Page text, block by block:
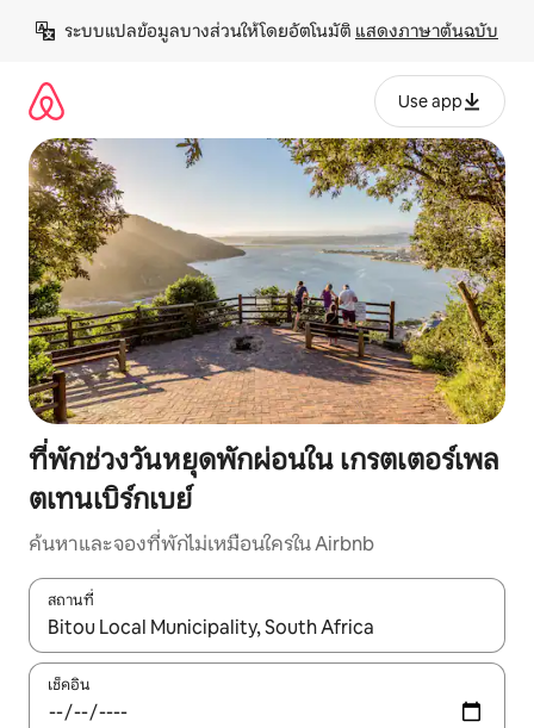
เนื้อหา
ระบบแปลข้อมูลบางส่วนให้โดยอัตโนมัติ แสดงภาษาต้นฉบับ
Use app
ที่พักช่วงวันหยุดพักผ่อนใน เกรตเตอร์เพล
ตเทนเบิร์กเบย์
ค้นหาและจองที่พักไม่เหมือนใครใน Airbnb
สถานที่
ใช้ลูกศรขึ้นลง หรือใช้การสัมผัสหรือปัด เพื่อสำรวจผลการค้นหา
เช็คอิน